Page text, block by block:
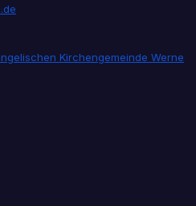
Kirchengemeinde Werne